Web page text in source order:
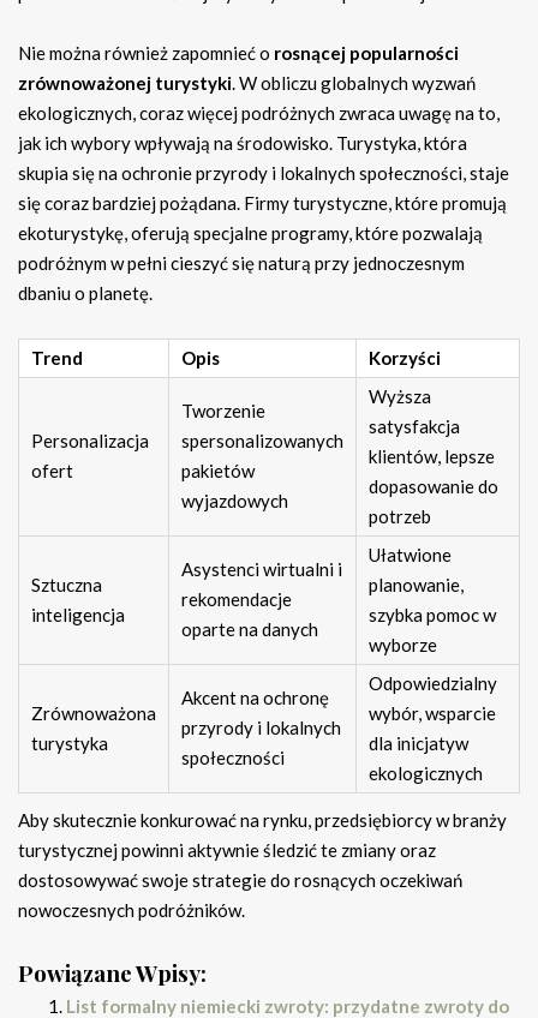
Nie można również zapomnieć o rosnącej popularności
zrównoważonej turystyki. W obliczu globalnych wyzwań
ekologicznych, coraz więcej podróżnych zwraca uwagę na to,
jak ich wybory wpływają na środowisko. Turystyka, która
skupia się na ochronie przyrody i lokalnych społeczności, staje
się coraz bardziej pożądana. Firmy turystyczne, które promują
ekoturystykę, oferują specjalne programy, które pozwalają
podróżnym w pełni cieszyć się naturą przy jednoczesnym
dbaniu o planetę.
Trend Opis Korzyści
Personalizacja
ofert
Tworzenie
spersonalizowanych
pakietów
wyjazdowych
Wyższa
satysfakcja
klientów, lepsze
dopasowanie do
potrzeb
Sztuczna
inteligencja
Asystenci wirtualni i
rekomendacje
oparte na danych
Ułatwione
planowanie,
szybka pomoc w
wyborze
Zrównoważona
turystyka
Akcent na ochronę
przyrody i lokalnych
społeczności
Odpowiedzialny
wybór, wsparcie
dla inicjatyw
ekologicznych
Aby skutecznie konkurować na rynku, przedsiębiorcy w branży
turystycznej powinni aktywnie śledzić te zmiany oraz
dostosowywać swoje strategie do rosnących oczekiwań
nowoczesnych podróżników.
Powiązane Wpisy:
List formalny niemiecki zwroty: przydatne zwroty do